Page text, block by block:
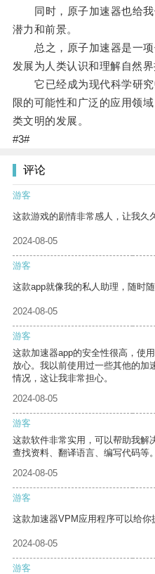
同时，原子加速器也给我
潜力和前景。
总之，原子加速器是一项
发展为人类认识和理解自然界
它已经成为现代科学研究
限的可能性和广泛的应用领
类文明的发展。
#3#
评论
游客
这款游戏的剧情非常感人，让我久
2024-08-05
游客
这款app就像我的私人助理，随时
2024-08-05
游客
这款加速器app的安全性很高，使
放心。我以前使用过一些其他的加
情况，这让我非常担心。
2024-08-05
游客
这款软件非常实用，可以帮助我解
查找资料、翻译语言、编写代码等。
2024-08-05
游客
这款加速器VPM应用程序可以给你
2024-08-05
游客